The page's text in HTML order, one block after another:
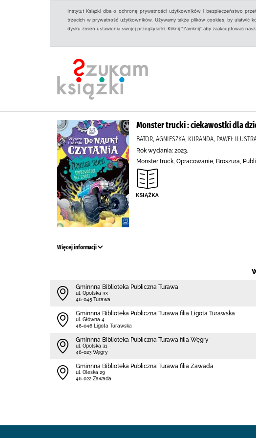
Instytut Książki dba o ochronę prywatności użytkowników i bezpieczeństwo
trzecich w prywatność użytkowników. Używamy także plików cookies, by ułatwić
dysku zmień ustawienia swojej przeglądarki. Kliknij "Zamknij" aby zaakceptować
Monster trucki : ciekawostki dla
BATOR, AGNIESZKA, KURANDA, PAWEŁ
Rok wydania: 2023.
Monster truck, Opracowanie, Broszura,
Więcej informacji
Gminnna Biblioteka Publiczna Turawa
ul. Opolska 33
46-045 Turawa
Gminnna Biblioteka Publiczna Turawa filia Ligota Turawska
ul. Główna 4
46-046 Ligota Turawska
Gminnna Biblioteka Publiczna Turawa filia Węgry
ul. Opolska 31
46-023 Węgry
Gminnna Biblioteka Publiczna Turawa filia Zawada
ul. Oleska 29
46-022 Zawada